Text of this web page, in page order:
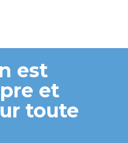
est
et
toute